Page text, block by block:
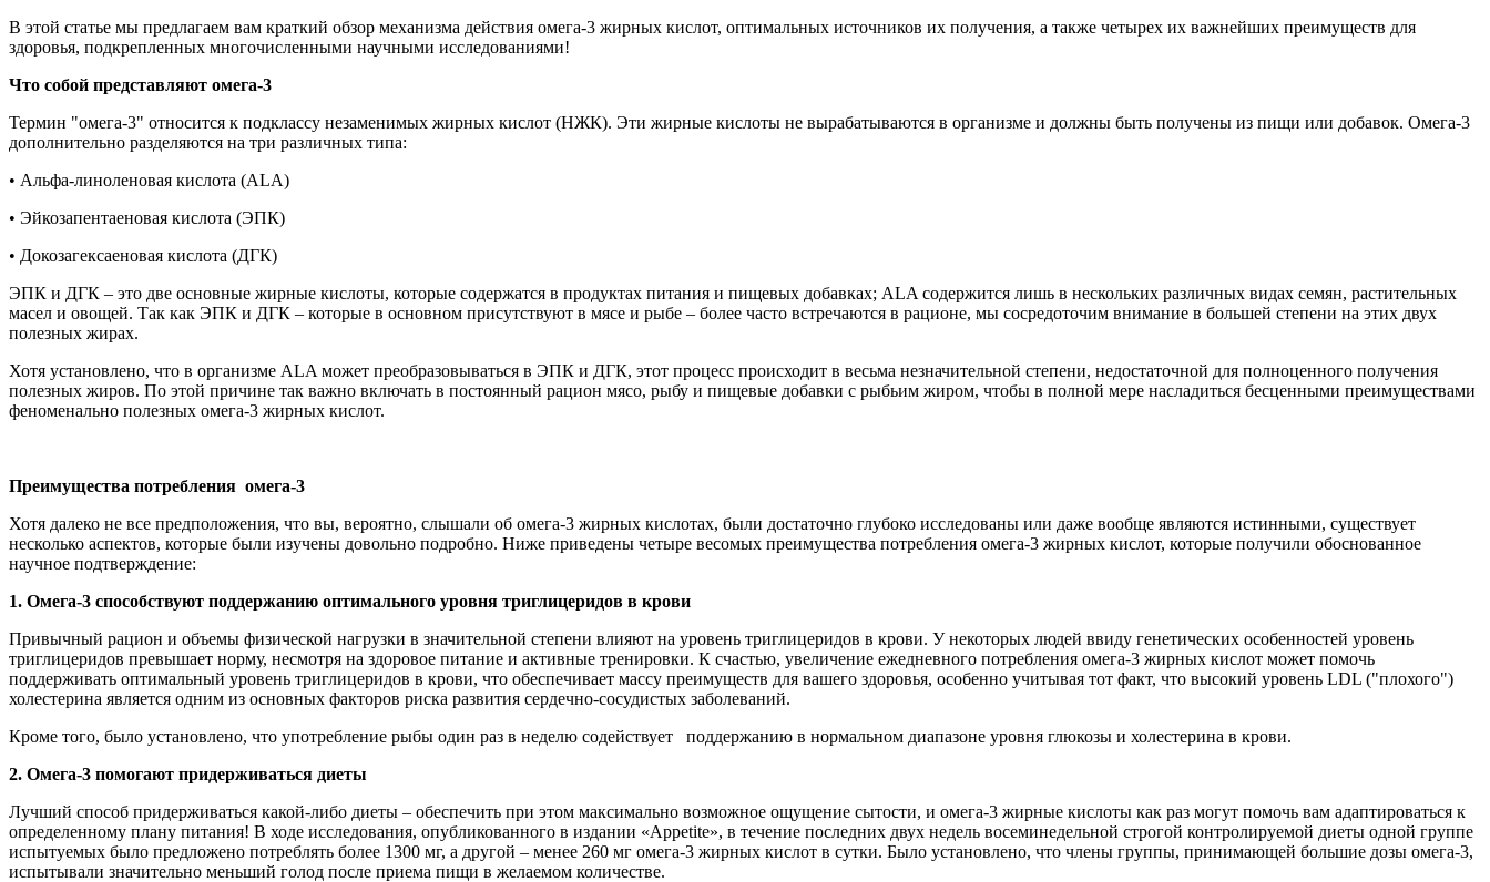
В этой статье мы предлагаем вам краткий обзор механизма действия омега-3 жирных кислот, оптимальных источников их получения, а также четырех их важнейших преимуществ для
здоровья, подкрепленных многочисленными научными исследованиями!
Что собой представляют омега-3
Термин "омега-3" относится к подклассу незаменимых жирных кислот (НЖК). Эти жирные кислоты не вырабатываются в организме и должны быть получены из пищи или добавок. Омега-3
дополнительно разделяются на три различных типа:
• Альфа-линоленовая кислота (ALA)
• Эйкозапентаеновая кислота (ЭПК)
• Докозагексаеновая кислота (ДГК)
ЭПК и ДГК – это две основные жирные кислоты, которые содержатся в продуктах питания и пищевых добавках; ALA содержится лишь в нескольких различных видах семян, растительных
масел и овощей. Так как ЭПК и ДГК – которые в основном присутствуют в мясе и рыбе – более часто встречаются в рационе, мы сосредоточим внимание в большей степени на этих двух
полезных жирах.
Хотя установлено, что в организме ALA может преобразовываться в ЭПК и ДГК, этот процесс происходит в весьма незначительной степени, недостаточной для полноценного получения
полезных жиров. По этой причине так важно включать в постоянный рацион мясо, рыбу и пищевые добавки с рыбьим жиром, чтобы в полной мере насладиться бесценными преимуществами
феноменально полезных омега-3 жирных кислот.
Преимущества потребления омега-3
Хотя далеко не все предположения, что вы, вероятно, слышали об омега-3 жирных кислотах, были достаточно глубоко исследованы или даже вообще являются истинными, существует
несколько аспектов, которые были изучены довольно подробно. Ниже приведены четыре весомых преимущества потребления омега-3 жирных кислот, которые получили обоснованное
научное подтверждение:
1. Омега-3 способствуют поддержанию оптимального уровня триглицеридов в крови
Привычный рацион и объемы физической нагрузки в значительной степени влияют на уровень триглицеридов в крови. У некоторых людей ввиду генетических особенностей уровень
триглицеридов превышает норму, несмотря на здоровое питание и активные тренировки. К счастью, увеличение ежедневного потребления омега-3 жирных кислот может помочь
поддерживать оптимальный уровень триглицеридов в крови, что обеспечивает массу преимуществ для вашего здоровья, особенно учитывая тот факт, что высокий уровень LDL ("плохого")
холестерина является одним из основных факторов риска развития сердечно-сосудистых заболеваний.
Кроме того, было установлено, что употребление рыбы один раз в неделю содействует поддержанию в нормальном диапазоне уровня глюкозы и холестерина в крови.
2. Омега-3 помогают придерживаться диеты
Лучший способ придерживаться какой-либо диеты – обеспечить при этом максимально возможное ощущение сытости, и омега-3 жирные кислоты как раз могут помочь вам адаптироваться к
определенному плану питания! В ходе исследования, опубликованного в издании «Appetite», в течение последних двух недель восеминедельной строгой контролируемой диеты одной группе
испытуемых было предложено потреблять более 1300 мг, а другой – менее 260 мг омега-3 жирных кислот в сутки. Было установлено, что члены группы, принимающей большие дозы омега-3,
испытывали значительно меньший голод после приема пищи в желаемом количестве.